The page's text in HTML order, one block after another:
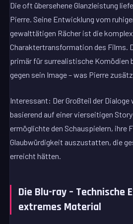
Die oft übersehene Glanzleistung
Pierre. Seine Entwicklung vom
gewalttätigen Rächer ist die
Charaktertransformation des Films.
primär für surrealistische Komödien
gegen sein Image – was Pierre
Interessant: Der Großteil der
basierend auf einer vierseitigen
ermöglichte den Schauspielern, ihre
Glaubwürdigkeit auszustatten, die
erreicht hätten.
Die Blu-ray – Technische
extremes Material